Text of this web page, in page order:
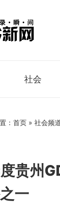
社会
： 首页 » 社会频
贵州
一